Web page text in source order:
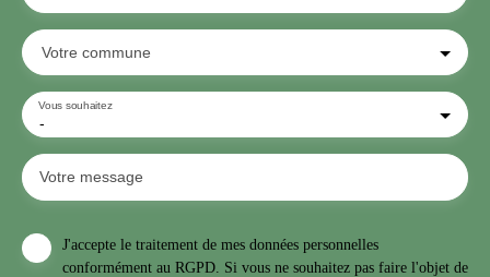
Votre commune
-
Vous souhaitez
Votre message
J'accepte le traitement de mes données personnelles
conformément au RGPD. Si vous ne souhaitez pas faire l'objet de